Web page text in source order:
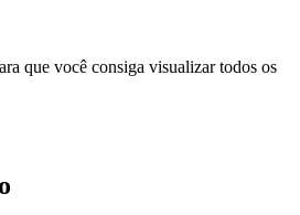
que você consiga visualizar todos os